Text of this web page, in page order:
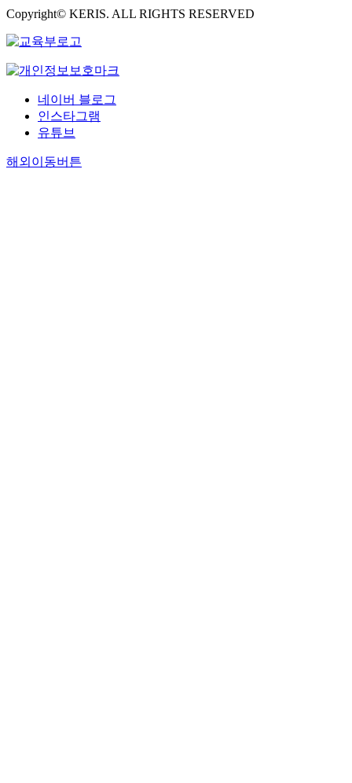
Copyright© KERIS. ALL RIGHTS RESERVED
네이버 블로그
인스타그램
유튜브
해외이동버튼